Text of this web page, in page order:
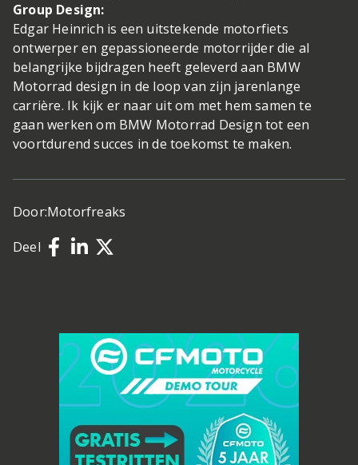
Group Design:
Edgar Heinrich is een uitstekende motorfiets
ontwerper en gepassioneerde motorrijder die al
belangrijke bijdragen heeft geleverd aan BMW
Motorrad design in de loop van zijn jarenlange
carrière. Ik kijk er naar uit om met hem samen te
gaan werken om BMW Motorrad Design tot een
voortdurend succes in de toekomst te maken.
Door:Motorfreaks
Deel